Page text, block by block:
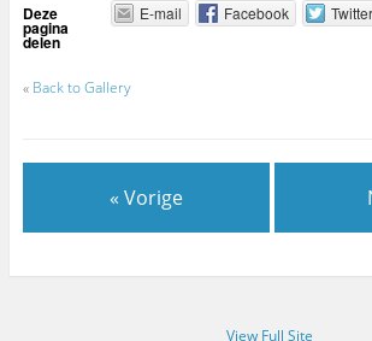
Deze
pagina
delen
E-mail Facebook Twitter
« Back to Gallery
« Vorige
View Full Site